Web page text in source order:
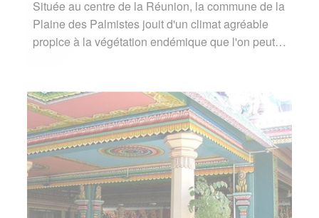
Située au centre de la Réunion, la commune de la
Plaine des Palmistes jouit d'un climat agréable
propice à la végétation endémique que l'on peut…